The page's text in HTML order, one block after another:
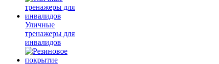
Уличные
тренажеры для
инвалидов